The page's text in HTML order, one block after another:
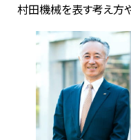
村田機械を表す考え方